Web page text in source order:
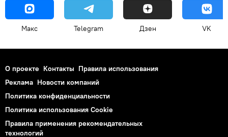
Макс Telegram Дзен VK
О проекте Контакты Правила использования
Реклама Новости компаний
Политика конфиденциальности
Политика использования Cookie
Правила применения рекомендательных
технологий